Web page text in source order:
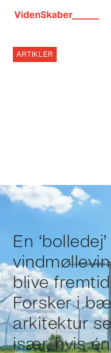
ARTIKLER
En
blive
Forsker i
arkitektur
især, hvis